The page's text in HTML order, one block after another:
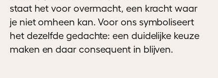
staat het voor overmacht, een kracht waar
je niet omheen kan. Voor ons symboliseert
het dezelfde gedachte: een duidelijke keuze
maken en daar consequent in blijven.